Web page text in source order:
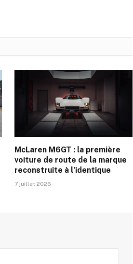
McLaren M6GT : la première
voiture de route de la marque
reconstruite à l’identique
7 juillet 2026